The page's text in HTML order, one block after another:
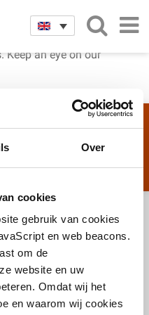
Over
cookies
gebruik van cookies
en web beacons.
om de
website en uw
Omdat wij het
en waarom wij cookies
Keep an eye on our
Customer care